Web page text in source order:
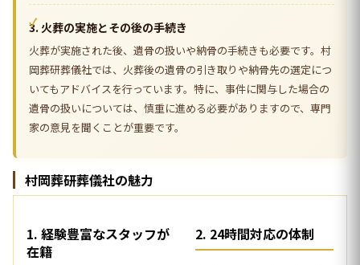
3. 火葬の実施とその後の手続き
火葬が実施された後、遺骨の扱いや納骨の手続きも必要です。村
岡葬研葬儀社では、火葬後の遺骨の引き取りや納骨先の選定につ
いてもアドバイスを行っています。特に、事件に関与した場合の
遺骨の扱いについては、慎重に進める必要がありますので、専門
家の意見を聞くことが重要です。
村岡葬研葬儀社の魅力
1. 経験豊富なスタッフが
在籍
2. 24時間対応の体制